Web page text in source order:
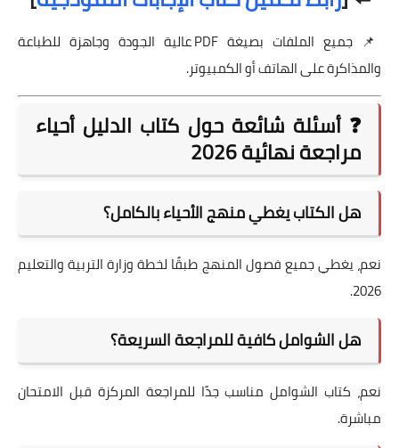
📌 جميع الملفات بصيغة PDF عالية الجودة وجاهزة للطباعة
والمذاكرة على الهاتف أو الكمبيوتر.
❓ أسئلة شائعة حول كتاب الدليل أحياء
مراجعة نهائية 2026
هل الكتاب يغطي منهج الأحياء بالكامل؟
نعم، يغطي جميع فصول المنهج طبقًا لخطة وزارة التربية والتعليم
2026.
هل الشوامل كافية للمراجعة السريعة؟
نعم، كتاب الشوامل مناسب جدًا للمراجعة المركزة قبل الامتحان
مباشرة.